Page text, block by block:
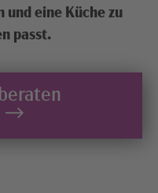
eine Küche zu
passt.